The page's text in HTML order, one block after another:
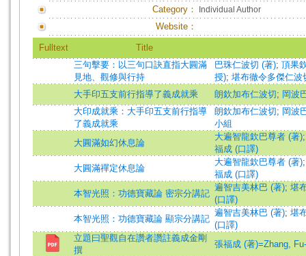
Category： Individual Author
Website：
Fulltext
Title
三句擊要：以三句口訣直指大圓滿
見地、觀修與行持
巴珠仁波切 (著); 頂果
授); 堪布徹令多傑仁波
大手印五支前行指導了義成就乘
朗欽加布仁波切; 岡波
大印成就乘：大手印五支前行指導
了義成就乘
朗欽加布仁波切; 岡波
小組
大圓滿如幻休息論
大遍智龍欽巴尊者 (著)
福成 (口譯)
大圓滿禪定休息論
大遍智龍欽巴尊者 (著)
福成 (口譯)
本智光照：功德寶藏論 密宗分講記
遍智吉美林巴 (著); 堪
(口譯)
本智光照：功德寶藏論 顯宗分講記
遍智吉美林巴 (著); 堪
(口譯)
立題曰聖觀自在讚者讚註義成金剛
撰
張福成 (著)=Zhang,